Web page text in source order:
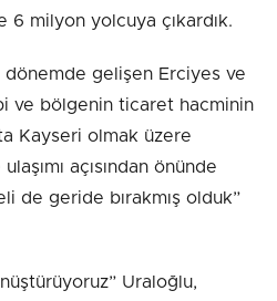
6 milyon yolcuya çıkardık.
gelişen Erciyes ve
ve bölgenin ticaret hacminin
Kayseri olmak üzere
açısından önünde
de geride bırakmış olduk”
Uraloğlu,